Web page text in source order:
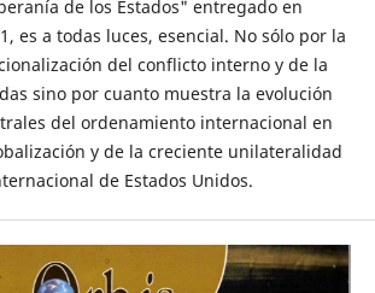
de los Estados" entregado en
es a todas luces, esencial. No sólo por la
del conflicto interno y de la
sino por cuanto muestra la evolución
del ordenamiento internacional en
y de la creciente unilateralidad
de Estados Unidos.